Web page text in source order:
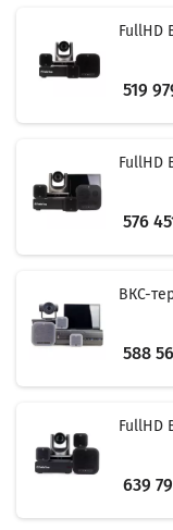
FullHD
519
FullHD
576
ВКС-
588
FullHD
639